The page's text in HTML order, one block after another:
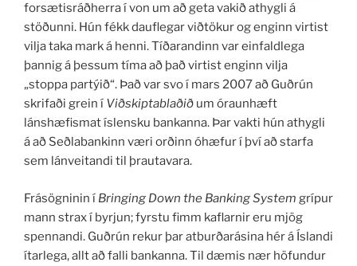
forsætisráðherra í von um að geta vakið athygli á
stöðunni. Hún fékk dauflegar viðtökur og enginn virtist
vilja taka mark á henni. Tíðarandinn var einfaldlega
þannig á þessum tíma að það virtist enginn vilja
„stoppa partýið“. Það var svo í mars 2007 að Guðrún
skrifaði grein í Viðskiptablaðið um óraunhæft
lánshæfismat íslensku bankanna. Þar vakti hún athygli
á að Seðlabankinn væri orðinn óhæfur í því að starfa
sem lánveitandi til þrautavara.
Frásögninin í Bringing Down the Banking System grípur
mann strax í byrjun; fyrstu fimm kaflarnir eru mjög
spennandi. Guðrún rekur þar atburðarásina hér á Íslandi
ítarlega, allt að falli bankanna. Til dæmis nær höfundur